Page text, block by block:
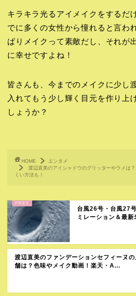
キラキラ光るアイメイクをするだ
でに多くの女性から憧れると言わ
ぱりメイクって素敵だし、それが
に幸せですよね！
皆さんも、今までのメイクに少し
入れてもう少し輝く目元を作り上
しょうか？
HOME
エンタメ
渡辺直美のアイシャドウのグリッターやラメは
くい方法も！
台風26号・台風27
ミレーション＆最
渡辺直美のファンデーションセフィーヌの
舗は？色味やメイク動画！楽天・A...